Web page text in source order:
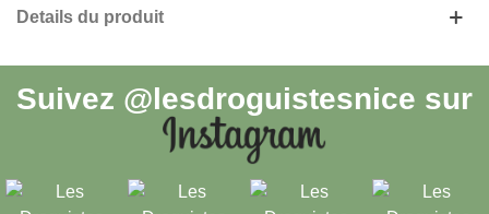
Details du produit
Suivez @lesdroguistesnice sur